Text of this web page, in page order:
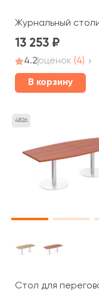
Журнальный
13 253
4.2оценок (4)
В корзину
4826
Стол для